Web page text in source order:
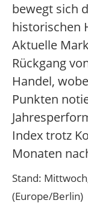
bewegt sich
historischen
Aktuelle
Rückgang
Handel,
Punkten
Index trotz
Monaten
Stand:
(Europe/Berlin)